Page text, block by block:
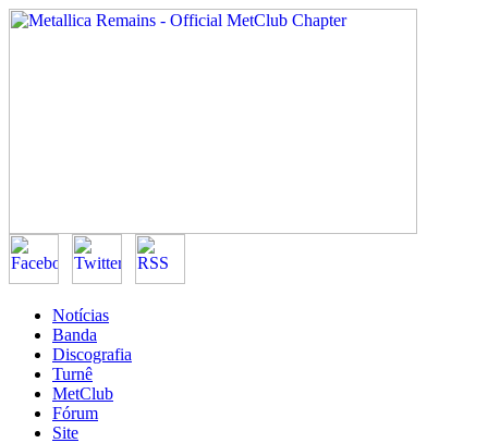
Notícias
Banda
Discografia
Turnê
MetClub
Fórum
Site